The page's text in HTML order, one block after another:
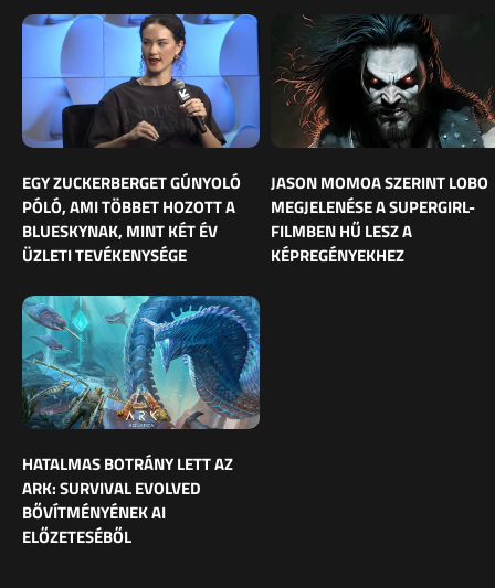
EGY ZUCKERBERGET GÚNYOLÓ
PÓLÓ, AMI TÖBBET HOZOTT A
BLUESKYNAK, MINT KÉT ÉV
ÜZLETI TEVÉKENYSÉGE
JASON MOMOA SZERINT LOBO
MEGJELENÉSE A SUPERGIRL-
FILMBEN HŰ LESZ A
KÉPREGÉNYEKHEZ
HATALMAS BOTRÁNY LETT AZ
ARK: SURVIVAL EVOLVED
BŐVÍTMÉNYÉNEK AI
ELŐZETESÉBŐL